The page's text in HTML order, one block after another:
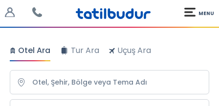
MENU
Otel Ara Tur Ara Uçuş Ara